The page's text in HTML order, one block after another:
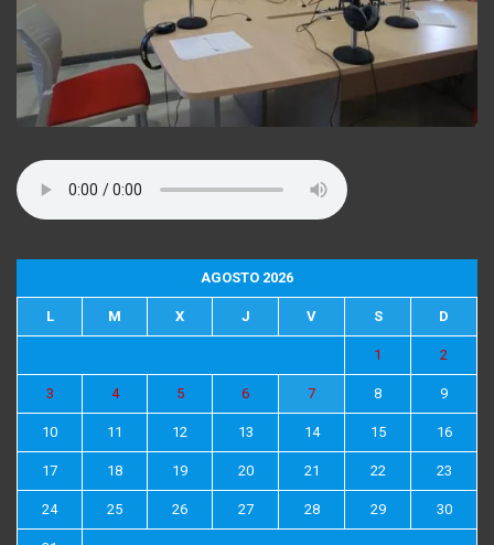
AGOSTO 2026
L M X J V S D
1 2
3 4 5 6 7 8 9
10 11 12 13 14 15 16
17 18 19 20 21 22 23
24 25 26 27 28 29 30